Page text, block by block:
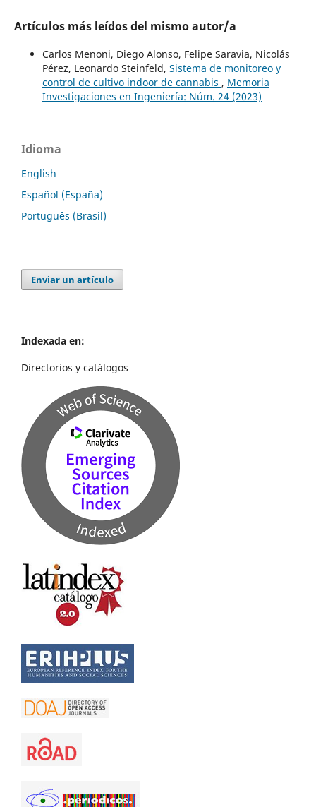
Artículos más leídos del mismo autor/a
Carlos Menoni, Diego Alonso, Felipe Saravia, Nicolás
Pérez, Leonardo Steinfeld, Sistema de monitoreo y
control de cultivo indoor de cannabis , Memoria
Investigaciones en Ingeniería: Núm. 24 (2023)
Idioma
English
Español (España)
Português (Brasil)
Enviar un artículo
Indexada en:
Directorios y catálogos